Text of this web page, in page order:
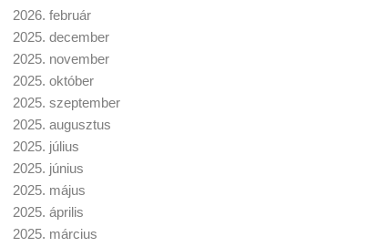
2026. február
2025. december
2025. november
2025. október
2025. szeptember
2025. augusztus
2025. július
2025. június
2025. május
2025. április
2025. március